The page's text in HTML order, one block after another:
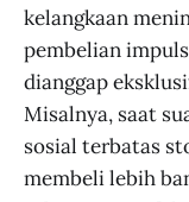
kelangkaan
pembelian
dianggap
Misalnya, saat
sosial terbatas
membeli lebih